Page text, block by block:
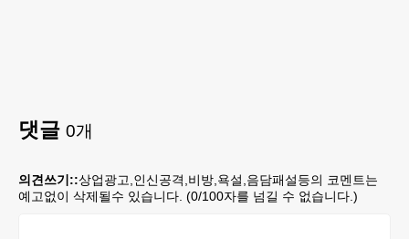
댓글 0개
의견쓰기::상업광고,인신공격,비방,욕설,음담패설등의 코멘트는
예고없이 삭제될수 있습니다. (0/100자를 넘길 수 없습니다.)